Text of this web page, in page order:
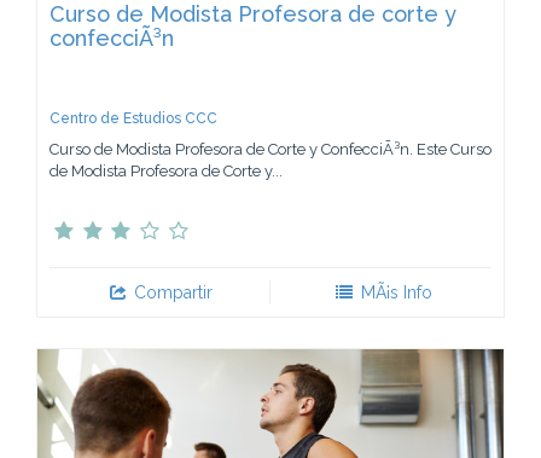
Curso de Modista Profesora de corte y
confecciÃ³n
Centro de Estudios CCC
Curso de Modista Profesora de Corte y ConfecciÃ³n. Este Curso
de Modista Profesora de Corte y...
Compartir MÃ¡s Info